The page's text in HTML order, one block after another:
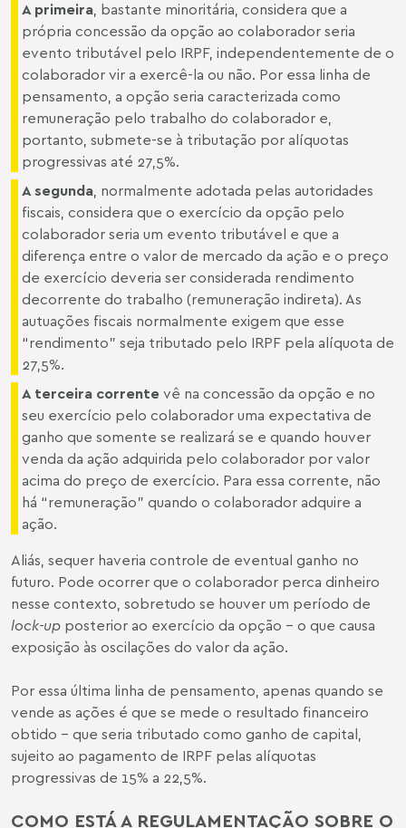
A primeira , bastante minoritária, considera que a
própria concessão da opção ao colaborador seria
evento tributável pelo IRPF, independentemente de o
colaborador vir a exercê-la ou não. Por essa linha de
pensamento, a opção seria caracterizada como
remuneração pelo trabalho do colaborador e,
portanto, submete-se à tributação por alíquotas
progressivas até 27,5%.
A segunda , normalmente adotada pelas autoridades
fiscais, considera que o exercício da opção pelo
colaborador seria um evento tributável e que a
diferença entre o valor de mercado da ação e o preço
de exercício deveria ser considerada rendimento
decorrente do trabalho (remuneração indireta). As
autuações fiscais normalmente exigem que esse
“rendimento” seja tributado pelo IRPF pela alíquota de
27,5%.
A terceira corrente vê na concessão da opção e no
seu exercício pelo colaborador uma expectativa de
ganho que somente se realizará se e quando houver
venda da ação adquirida pelo colaborador por valor
acima do preço de exercício. Para essa corrente, não
há “remuneração” quando o colaborador adquire a
ação.
Aliás, sequer haveria controle de eventual ganho no
futuro. Pode ocorrer que o colaborador perca dinheiro
nesse contexto, sobretudo se houver um período de
lock-up posterior ao exercício da opção – o que causa
exposição às oscilações do valor da ação.
Por essa última linha de pensamento, apenas quando se
vende as ações é que se mede o resultado financeiro
obtido – que seria tributado como ganho de capital,
sujeito ao pagamento de IRPF pelas alíquotas
progressivas de 15% a 22,5%.
COMO ESTÁ A REGULAMENTAÇÃO SOBRE O